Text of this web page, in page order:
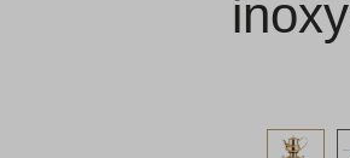
Ignorer la